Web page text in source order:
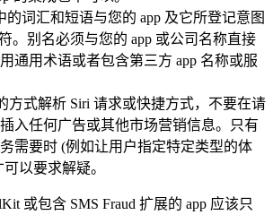
的词汇和短语与您的 app 及它所登记意图
。别名必须与您的 app 或公司名称直接
通用术语或者包含第三方 app 名称或服
方式解析 Siri 请求或快捷方式，不要在请
入任何广告或其他市场营销信息。只有
需要时 (例如让用户指定特定类型的体
以要求解疑。
或包含 SMS Fraud 扩展的 app 应该只